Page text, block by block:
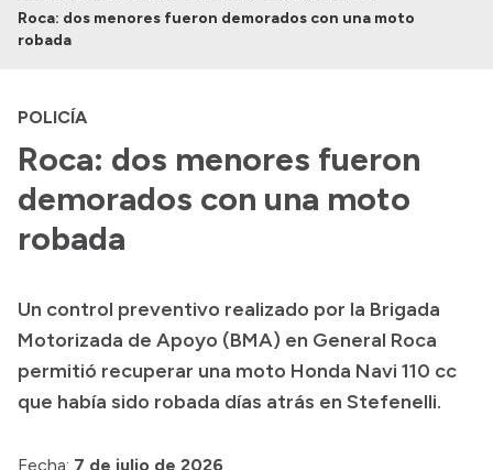
Institucional
Referentes de prensa
Archivo de noticias
Transparencia
Boletín Oficial
Compras y licitaciones
Consulta de expedientes
Roca: dos menores fueron demorados con una moto
robada
POLICÍA
Roca: dos menores fueron
demorados con una moto
robada
Un control preventivo realizado por la Brigada
Motorizada de Apoyo (BMA) en General Roca
permitió recuperar una moto Honda Navi 110 cc
que había sido robada días atrás en Stefenelli.
Fecha: 7 de julio de 2026